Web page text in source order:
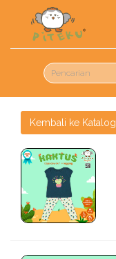
Kembali ke Katalog